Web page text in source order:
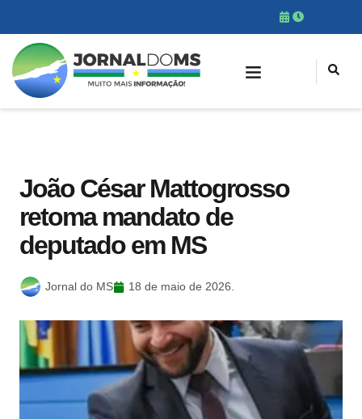
João César Mattogrosso
retoma mandato de
deputado em MS
Jornal do MS 18 de maio de 2026.